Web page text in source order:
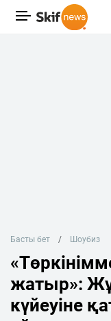
Басты бет Шоубиз
жатыр»:
күйеуіне